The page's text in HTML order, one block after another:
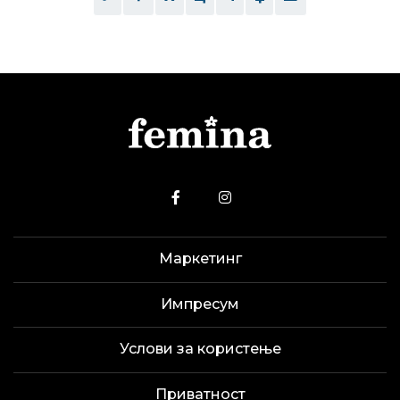
Маркетинг
Импресум
Услови за користење
Приватност